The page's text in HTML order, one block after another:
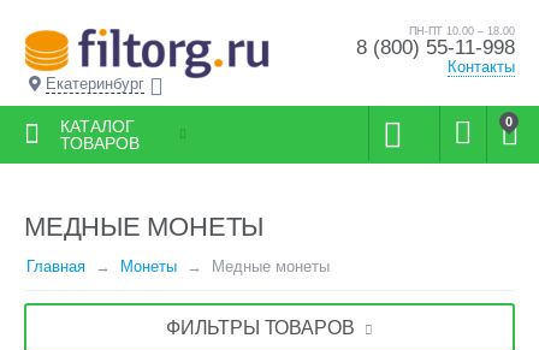
Екатеринбург
ПН-ПТ 10.00 – 18.00
8 (800) 55-11-998
Контакты
0
КАТАЛОГ
ТОВАРОВ
МЕДНЫЕ МОНЕТЫ
Главная Монеты Медные монеты
ФИЛЬТРЫ ТОВАРОВ